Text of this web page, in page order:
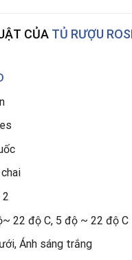
CỦA TỦ RƯỢU
2
22 độ C, 5 độ ~ 22 độ C
Ánh sáng trắng